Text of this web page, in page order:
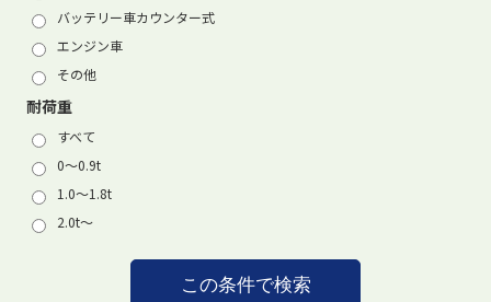
バッテリー車カウンター式
エンジン車
その他
耐荷重
すべて
0〜0.9t
1.0〜1.8t
2.0t〜